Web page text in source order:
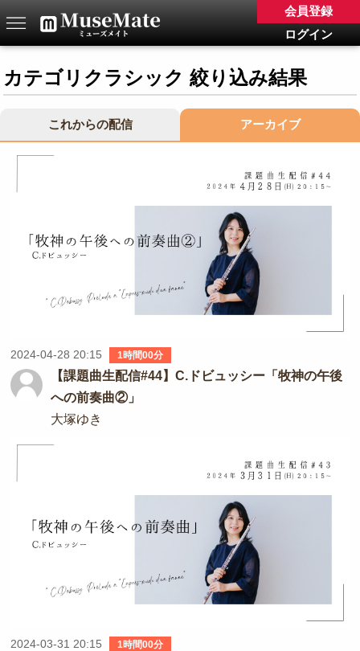
ログイン
会員登録
カテゴリクラシック 絞り込み結果
これからの配信 アーカイブ
2024-04-28 20:15 1時間00分
【課題曲生配信#44】C.ドビュッシー「牧神の午後
への前奏曲②」
大塚ゆき
2024-03-31 20:15 1時間00分